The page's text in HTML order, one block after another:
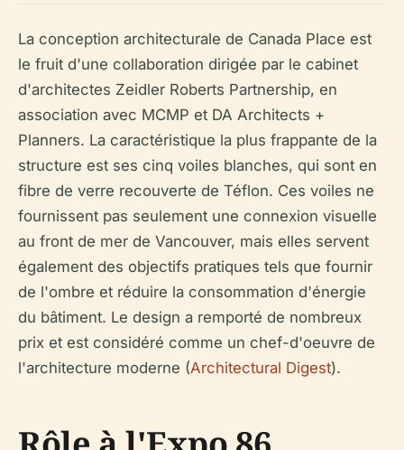
La conception architecturale de Canada Place est
le fruit d'une collaboration dirigée par le cabinet
d'architectes Zeidler Roberts Partnership, en
association avec MCMP et DA Architects +
Planners. La caractéristique la plus frappante de la
structure est ses cinq voiles blanches, qui sont en
fibre de verre recouverte de Téflon. Ces voiles ne
fournissent pas seulement une connexion visuelle
au front de mer de Vancouver, mais elles servent
également des objectifs pratiques tels que fournir
de l'ombre et réduire la consommation d'énergie
du bâtiment. Le design a remporté de nombreux
prix et est considéré comme un chef-d'oeuvre de
l'architecture moderne (Architectural Digest).